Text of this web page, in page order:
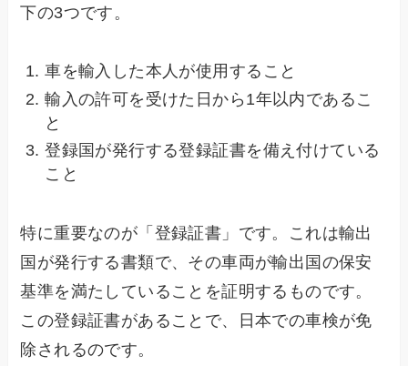
下の3つです。
車を輸入した本人が使用すること
輸入の許可を受けた日から1年以内であるこ
と
登録国が発行する登録証書を備え付けている
こと
特に重要なのが「登録証書」です。これは輸出
国が発行する書類で、その車両が輸出国の保安
基準を満たしていることを証明するものです。
この登録証書があることで、日本での車検が免
除されるのです。